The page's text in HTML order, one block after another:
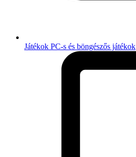
Játékok PC-s és böngészős játékok